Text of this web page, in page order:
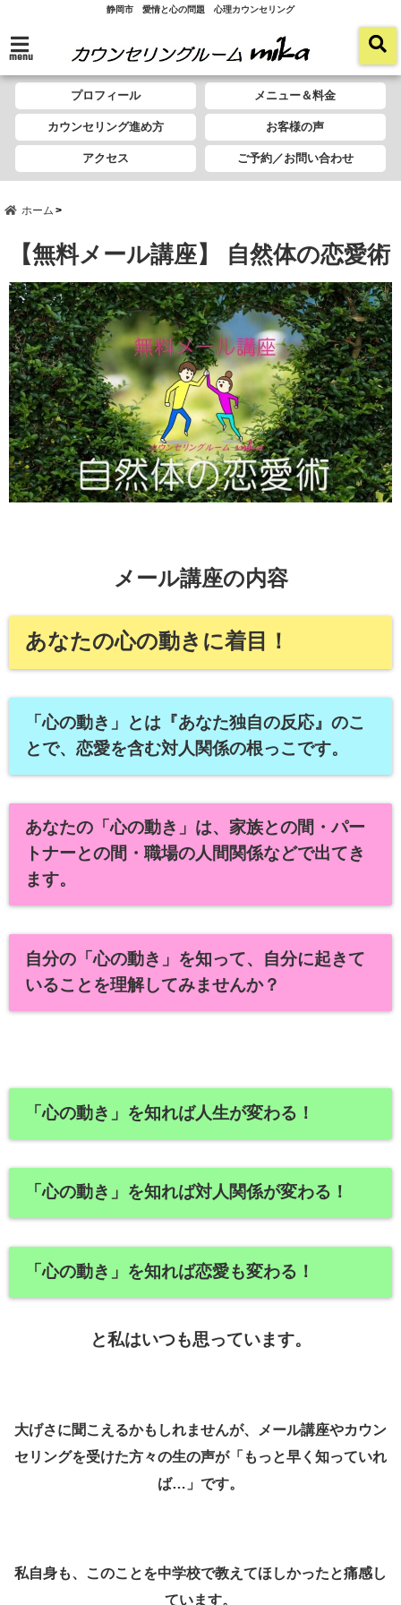
静岡市 愛情と心の問題 心理カウンセリング
menu
プロフィール メニュー＆料金
カウンセリング進め方 お客様の声
アクセス ご予約／お問い合わせ
ホーム
【無料メール講座】 自然体の恋愛術
メール講座の内容
あなたの心の動き に着目！
「心の動き」とは『あなた独自の反応』のこ
とで、恋愛を含む対人関係の根っこです。
あなたの 「心の動き」は、家族との間・パー
トナーとの間・職場の人間関係などで出てき
ます。
自分の 「心の動き」を知って、自分に起きて
いることを理解してみませんか？
「心の動き」を知れば人生が変わる！
「心の動き」を知れば対人関係が変わる！
「心の動き」を知れば恋愛も変わる！
と私はいつも思っています。
大げさに聞こえるかもしれませんが、メール講座やカウン
セリングを受けた方々の生の声が「もっと早く知っていれ
ば…」です。
私自身も、このことを中学校で教えてほしかったと痛感し
ています。